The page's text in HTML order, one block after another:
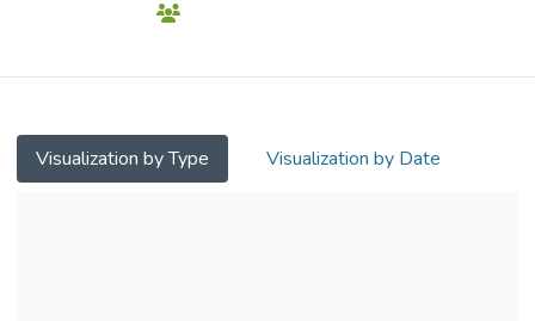
Visualization by Type Visualization by Date